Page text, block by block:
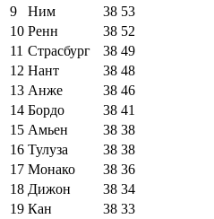
9
Ним 38 53
10 Ренн 38 52
11 Страсбург 38 49
12 Нант 38 48
13 Анже 38 46
14 Бордо 38 41
15 Амьен 38 38
16 Тулуза 38 38
17 Монако 38 36
18 Дижон 38 34
19 Кан 38 33